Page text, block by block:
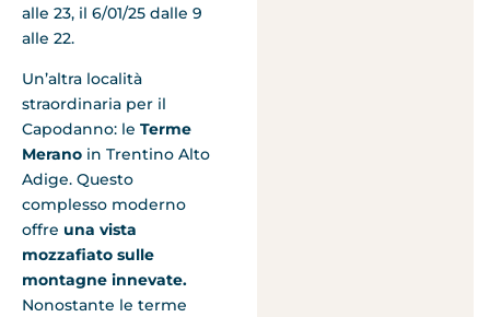
alle 23, il 6/01/25 dalle 9
alle 22.
Un’altra località
straordinaria per il
Capodanno: le Terme
Merano in Trentino Alto
Adige. Questo
complesso moderno
offre una vista
mozzafiato sulle
montagne innevate.
Nonostante le terme